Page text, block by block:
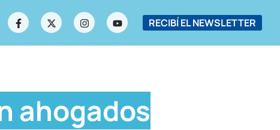
RECIBÍ EL NEWSLETTER
ahogados